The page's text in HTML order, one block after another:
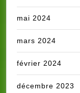
mai 2024
mars 2024
février 2024
décembre 2023